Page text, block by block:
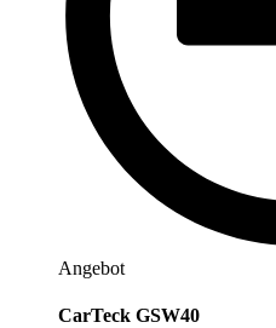
Angebot
CarTeck GSW40